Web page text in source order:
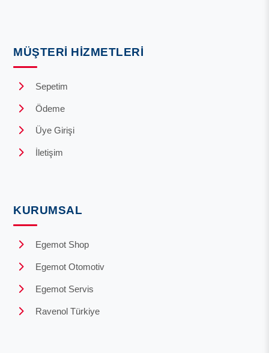
MÜŞTERI HIZMETLERI
Sepetim
Ödeme
Üye Girişi
İletişim
KURUMSAL
Egemot Shop
Egemot Otomotiv
Egemot Servis
Ravenol Türkiye